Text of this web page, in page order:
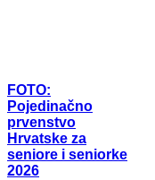
FOTO:
Pojedinačno
prvenstvo
Hrvatske za
seniore i seniorke
2026